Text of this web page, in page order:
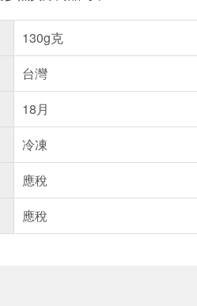
130g克
台灣
18月
冷凍
應稅
應稅